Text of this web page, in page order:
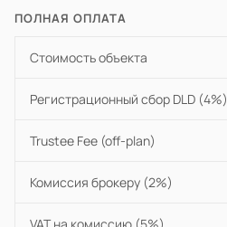
ПОЛНАЯ ОПЛАТА
Стоимость объекта
Регистрационный сбор DLD (4%)
Trustee Fee (off-plan)
Комиссия брокеру (2%)